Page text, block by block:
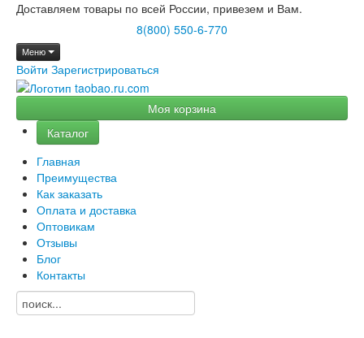
Доставляем товары по всей России, привезем и Вам.
8(800) 550-6-770
Меню
Войти Зарегистрироваться
Моя корзина
Каталог
Главная
Преимущества
Как заказать
Оплата и доставка
Оптовикам
Отзывы
Блог
Контакты